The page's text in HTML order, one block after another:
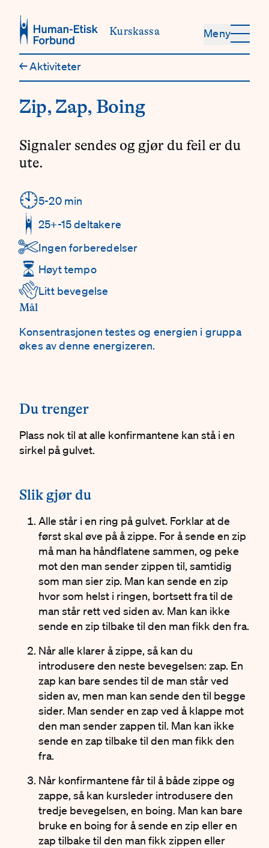
Kurskassa Meny
←Aktiviteter
Zip, Zap, Boing
Signaler sendes og gjør du feil er du
ute.
Detaljer
🕙5-20 min
25+-15 deltakere
✄Ingen forberedelser
⏳ Høyt tempo
👋Litt bevegelse
Mål
Konsentrasjonen testes og energien i gruppa
økes av denne energizeren.
#
Du trenger
Plass nok til at alle konfirmantene kan stå i en
sirkel på gulvet.
#
Slik gjør du
Alle står i en ring på gulvet. Forklar at de
først skal øve på å zippe. For å sende en zip
må man ha håndflatene sammen, og peke
mot den man sender zippen til, samtidig
som man sier zip. Man kan sende en zip
hvor som helst i ringen, bortsett fra til de
man står rett ved siden av. Man kan ikke
sende en zip tilbake til den man fikk den fra.
Når alle klarer å zippe, så kan du
introdusere den neste bevegelsen: zap. En
zap kan bare sendes til de man står ved
siden av, men man kan sende den til begge
sider. Man sender en zap ved å klappe mot
den man sender zappen til. Man kan ikke
sende en zap tilbake til den man fikk den
fra.
Når konfirmantene får til å både zippe og
zappe, så kan kursleder introdusere den
tredje bevegelsen, en boing. Man kan bare
bruke en boing for å sende en zip eller en
zap tilbake til den man fikk zippen eller